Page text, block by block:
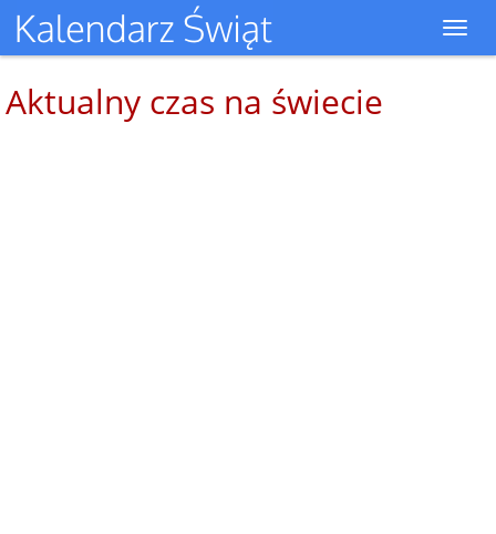
Aktualny czas na świecie